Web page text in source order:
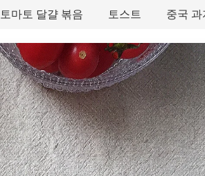
토마토 달걀 볶음 토스트 중국